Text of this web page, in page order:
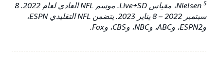
5
Nielsen، مقياس Live+SD. موسم NFL العادي لعام 2022. 8
سبتمبر 2022 – 8 يناير 2023. يتضمن NFL التقليدي ESPN،
وESPN2، وABC، وNBC، وCBS، وFox.